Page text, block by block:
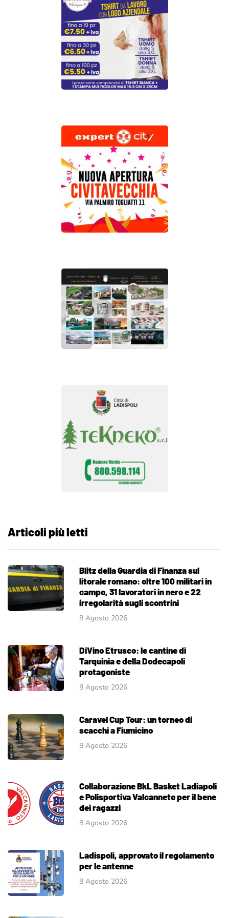
Articoli più letti
Blitz della Guardia di Finanza sul
litorale romano: oltre 100 militari in
campo, 31 lavoratori in nero e 22
irregolarità sugli scontrini
8 Agosto 2026
DiVino Etrusco: le cantine di
Tarquinia e della Dodecapoli
protagoniste
8 Agosto 2026
Caravel Cup Tour: un torneo di
scacchi a Fiumicino
8 Agosto 2026
Collaborazione BkL Basket Ladiapoli
e Polisportiva Valcanneto per il bene
dei ragazzi
8 Agosto 2026
Ladispoli, approvato il regolamento
per le antenne
8 Agosto 2026